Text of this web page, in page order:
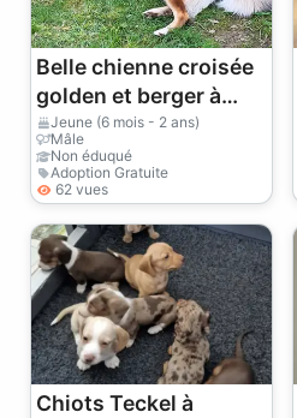
Belle chienne croisée
golden et berger à
donner
Jeune (6 mois - 2 ans)
Mâle
Non éduqué
Adoption Gratuite
62 vues
Chiots Teckel à